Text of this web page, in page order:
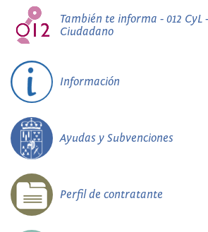
También te informa - 012 CyL
Ciudadano
Información
Ayudas y Subvenciones
Perfil de contratante